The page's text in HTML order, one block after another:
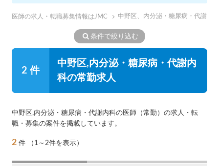
医師の求人・転職募集情報はJMC 中野区、内分泌・糖尿病・代謝内
条件で絞り込む
2 件
中野区,内分泌・糖尿病・代謝内
科の常勤求人
中野区,内分泌・糖尿病・代謝内科の医師（常勤）の求人・転
職・募集の案件を掲載しています。
2 件 （1～2件を表示）